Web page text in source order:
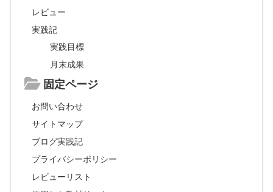
レビュー
実践記
実践目標
月末成果
固定ページ
お問い合わせ
サイトマップ
ブログ実践記
プライバシーポリシー
レビューリスト